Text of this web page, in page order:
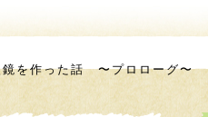
ィ
ル
鏡を作った話 〜プロローグ〜